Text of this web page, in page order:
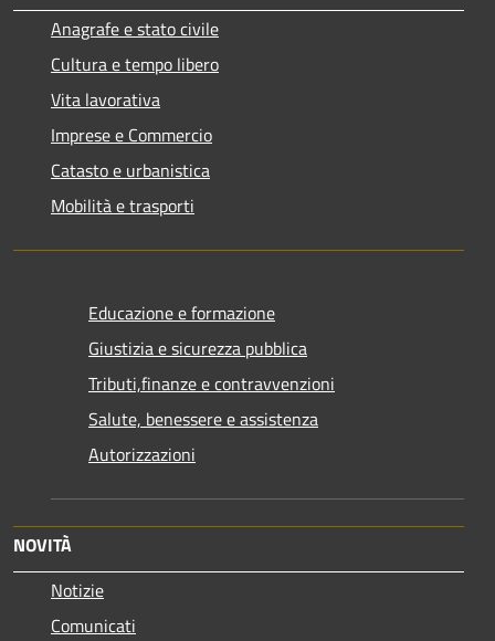
Anagrafe e stato civile
Cultura e tempo libero
Vita lavorativa
Imprese e Commercio
Catasto e urbanistica
Mobilità e trasporti
Educazione e formazione
Giustizia e sicurezza pubblica
Tributi,finanze e contravvenzioni
Salute, benessere e assistenza
Autorizzazioni
NOVITÀ
Notizie
Comunicati